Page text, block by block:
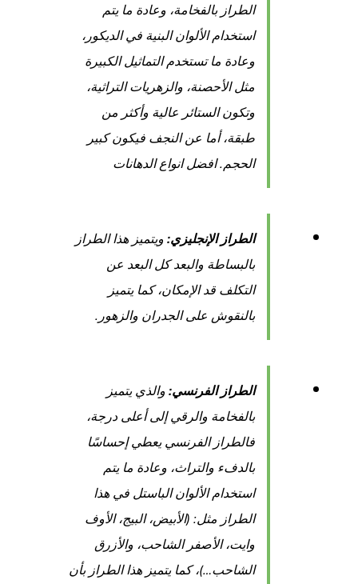
الطراز بالفخامة، وعادة ما يتم
استخدام الألوان البنية في الديكور،
وعادة ما تستخدم التماثيل الكبيرة
مثل الأحصنة، والزهريات التراثية،
وتكون الستائر عالية وأكثر من
طبقة، أما عن النجف فيكون كبير
الحجم.افضل انواع الدهانات
الطراز الإنجليزي: ويتميز هذا الطراز
بالبساطة والبعد كل البعد عن
التكلف قد الإمكان، كما يتميز
بالنقوش على الجدران والزهور.
الطراز الفرنسي: والذي يتميز
بالفخامة والرقي إلى أعلى درجة،
فالطراز الفرنسي يعطي إحساسًا
بالدفء والتراث، وعادة ما يتم
استخدام الألوان الباستل في هذا
الطراز مثل: (الأبيض، البيج، الأوف
وايت، الأصفر الشاحب، والأزرق
الشاحب…)، كما يتميز هذا الطراز بأن